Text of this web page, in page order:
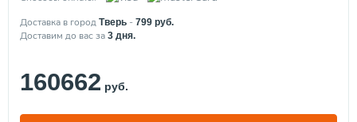
Доставка в город Тверь - 799 руб.
Доставим до вас за 3 дня.
160662 руб.